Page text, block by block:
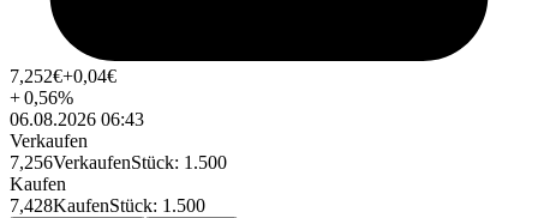
7,252€+0,04€
+0,56%
06.08.2026 06:43
Verkaufen
7,256VerkaufenStück: 1.500
Kaufen
7,428KaufenStück: 1.500